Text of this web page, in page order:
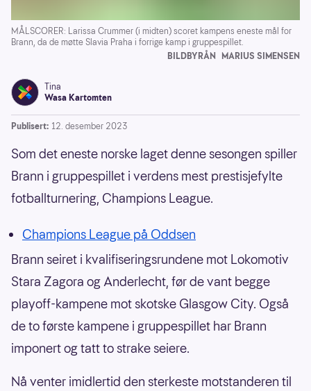
MÅLSCORER: Larissa Crummer (i midten) scoret kampens eneste mål for
Brann, da de møtte Slavia Praha i forrige kamp i gruppespillet.
BILDBYRÅN MARIUS SIMENSEN
Tina
Wasa Kartomten
Publisert: 12. desember 2023
Som det eneste norske laget denne sesongen spiller
Brann i gruppespillet i verdens mest prestisjefylte
fotballturnering, Champions League.
Champions League på Oddsen
Brann seiret i kvalifiseringsrundene mot Lokomotiv
Stara Zagora og Anderlecht, før de vant begge
playoff-kampene mot skotske Glasgow City. Også
de to første kampene i gruppespillet har Brann
imponert og tatt to strake seiere.
Nå venter imidlertid den sterkeste motstanderen til